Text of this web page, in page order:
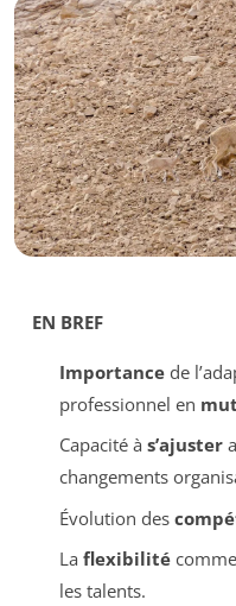
EN BREF
Importancede
professionnel en
Capacité à s’ajuster
changements
Évolution des
La flexibilité
les talents.